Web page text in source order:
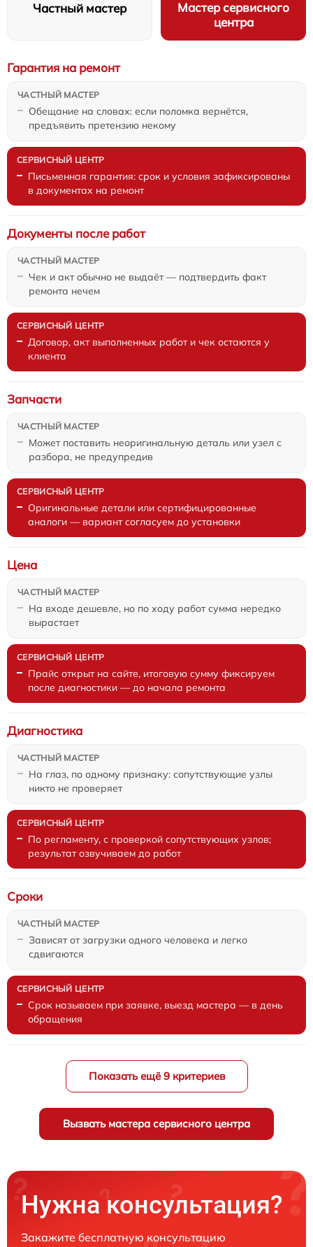
Частный мастер
Мастер сервисного
центра
Обещание на словах: если поломка вернётся,
предъявить претензию некому
Гарантия на ремонт
Письменная гарантия: срок и условия зафиксированы
в документах на ремонт
Чек и акт обычно не выдаёт — подтвердить факт
ремонта нечем
Документы после работ
Договор, акт выполненных работ и чек остаются у
клиента
Может поставить неоригинальную деталь или узел с
разбора, не предупредив
Запчасти
Оригинальные детали или сертифицированные
аналоги — вариант согласуем до установки
На входе дешевле, но по ходу работ сумма нередко
вырастает
Цена
Прайс открыт на сайте, итоговую сумму фиксируем
после диагностики — до начала ремонта
На глаз, по одному признаку: сопутствующие узлы
никто не проверяет
Диагностика
По регламенту, с проверкой сопутствующих узлов;
результат озвучиваем до работ
Зависят от загрузки одного человека и легко
сдвигаются
Сроки
Срок называем при заявке, выезд мастера — в день
обращения
Показать ещё 9 критериев
Вызвать мастера сервисного центра
Нужна консультация?
Закажите бесплатную консультацию